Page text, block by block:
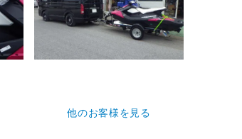
他のお客様を見る